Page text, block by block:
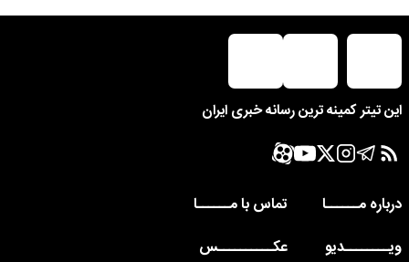
این تیتر کمینه ترین رسانه خبری ایران
درباره مــــــا
تماس با مــــــا
ویــــــــدیو
عکــــــــــس